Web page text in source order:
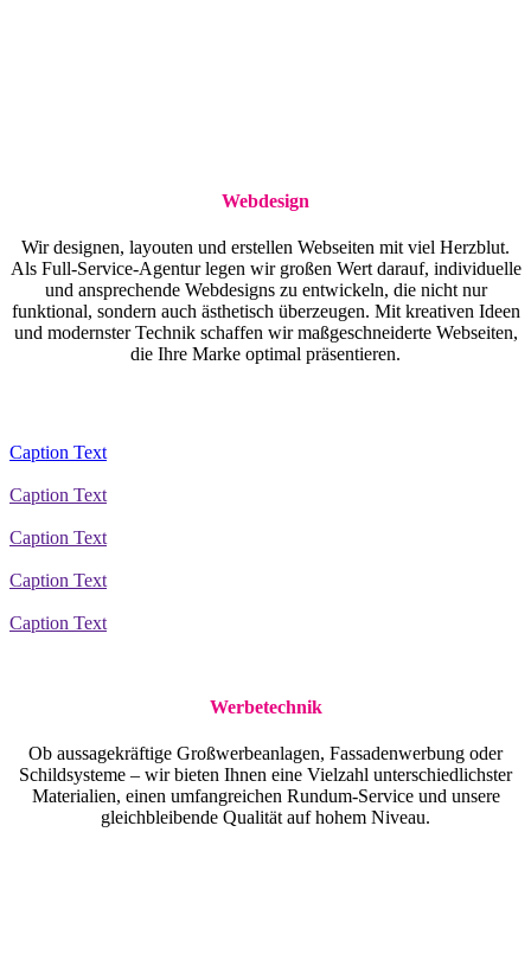
Webdesign
Wir designen, layouten und erstellen Webseiten mit viel Herzblut.
Als Full-Service-Agentur legen wir großen Wert darauf, individuelle
und ansprechende Webdesigns zu entwickeln, die nicht nur
funktional, sondern auch ästhetisch überzeugen. Mit kreativen Ideen
und modernster Technik schaffen wir maßgeschneiderte Webseiten,
die Ihre Marke optimal präsentieren.
Caption Text
Caption Text
Caption Text
Caption Text
Caption Text
Werbetechnik
Ob aussagekräftige Großwerbeanlagen, Fassadenwerbung oder
Schildsysteme – wir bieten Ihnen eine Vielzahl unterschiedlichster
Materialien, einen umfangreichen Rundum-Service und unsere
gleichbleibende Qualität auf hohem Niveau.